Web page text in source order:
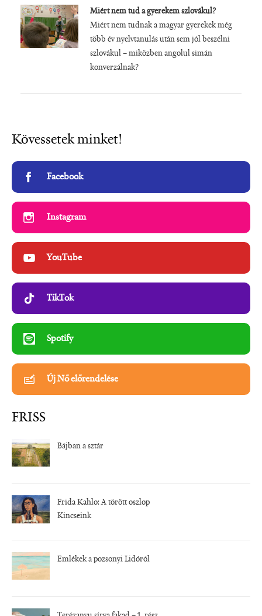
Miért nem tud a gyerekem szlovákul?
Miért nem tudnak a magyar gyerekek még
több év nyelvtanulás után sem jól beszélni
szlovákul – miközben angolul simán
konverzálnak?
Kövessetek minket!
Facebook
Instagram
YouTube
TikTok
Spotify
Új Nő előrendelése
FRISS
Bájban a sztár
Frida Kahlo: A törött oszlop
Kincseink
Emlékek a pozsonyi Lidóról